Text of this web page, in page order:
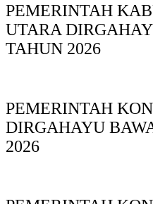
PEMERINTAH
UTARA
TAHUN 2026
PEMERINTAH
DIRGAHAYU
2026